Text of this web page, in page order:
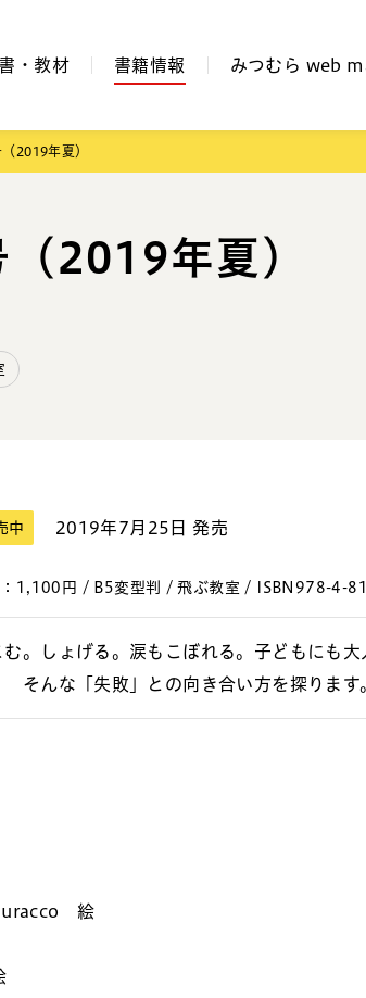
・教材 書籍情報 みつむら web
2019年夏）
2019年夏）
中 2019年7月25日 発売
：1,100円 / B5変型判 / 飛ぶ教室 / ISBN978-4-
む。しょげる。涙もこぼれる。子どもにも
そんな「失敗」との向き合い方を探ります
絵